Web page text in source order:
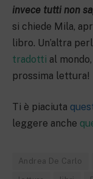
invece tutti non
si chiede Mila,
libro. Un’altra
tradotti al
prossima lettura!
Ti è piaciuta
leggere anche
Andrea De Carlo